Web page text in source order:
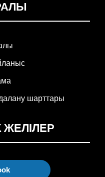
шарттары
ЖЕЛІЛЕР